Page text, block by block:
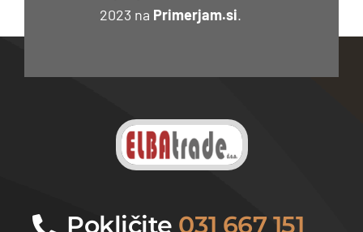
2023 na Primerjam.si.
Pokličite 031 667 151